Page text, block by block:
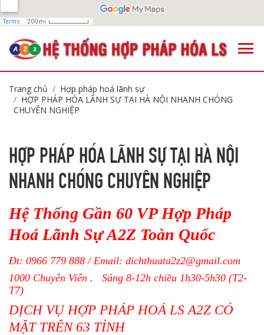
Trang chủ
Hợp pháp hoá lãnh sự
HỢP PHÁP HÓA LÃNH SỰ TẠI HÀ NỘI NHANH CHÓNG
CHUYÊN NGHIỆP
HỢP PHÁP HÓA LÃNH SỰ TẠI HÀ NỘI
NHANH CHÓNG CHUYÊN NGHIỆP
Hệ Thống Gần 60 VP Hợp Pháp
Hoá Lãnh Sự A2Z Toàn Quốc
Đt: 0966 779 888 / Email: dichthuata2z2@gmail.com
1000 Chuyên Viên . Sáng 8-12h chiều 1h30-5h30 (T2-
T7)
DỊCH VỤ HỢP PHÁP HOÁ LS A2Z CÓ
MẶT TRÊN 63 TỈNH